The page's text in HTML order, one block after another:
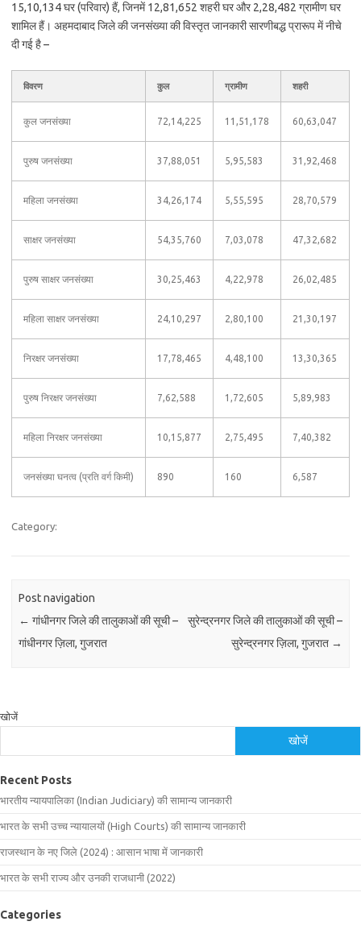
15,10,134 घर (परिवार) हैं, जिनमें 12,81,652 शहरी घर और 2,28,482 ग्रामीण घर
शामिल हैं। अहमदाबाद जिले की जनसंख्या की विस्तृत जानकारी सारणीबद्ध प्रारूप में नीचे
दी गई है –
विवरण कुल ग्रामीण शहरी
कुल जनसंख्या 72,14,225 11,51,178 60,63,047
पुरुष जनसंख्या 37,88,051 5,95,583 31,92,468
महिला जनसंख्या 34,26,174 5,55,595 28,70,579
साक्षर जनसंख्या 54,35,760 7,03,078 47,32,682
पुरुष साक्षर जनसंख्या 30,25,463 4,22,978 26,02,485
महिला साक्षर जनसंख्या 24,10,297 2,80,100 21,30,197
निरक्षर जनसंख्या 17,78,465 4,48,100 13,30,365
पुरुष निरक्षर जनसंख्या 7,62,588 1,72,605 5,89,983
महिला निरक्षर जनसंख्या 10,15,877 2,75,495 7,40,382
जनसंख्या घनत्व (प्रति वर्ग किमी) 890 160 6,587
Category:
Post navigation
← गांधीनगर जिले की तालुकाओं की सूची –
गांधीनगर ज़िला, गुजरात
सुरेन्द्रनगर जिले की तालुकाओं की सूची –
सुरेन्द्रनगर ज़िला, गुजरात →
खोजें
खोजें
Recent Posts
भारतीय न्यायपालिका (Indian Judiciary) की सामान्य जानकारी
भारत के सभी उच्च न्यायालयों (High Courts) की सामान्य जानकारी
राजस्थान के नए जिले (2024) : आसान भाषा में जानकारी
भारत के सभी राज्य और उनकी राजधानी (2022)
Categories